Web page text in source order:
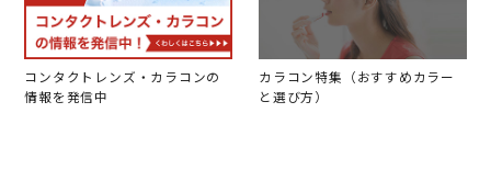
コンタクトレンズ・カラコンの
情報を発信中
カラコン特集（おすすめカラー
と選び方）